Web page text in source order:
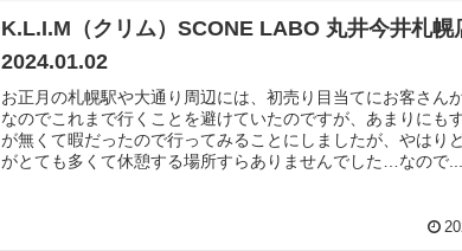
K.L.I.M（クリム）SCONE LABO 丸井今井札幌
2024.01.02
お正月の札幌駅や大通り周辺には、初売り目当てにお客さん
なのでこれまで行くことを避けていたのですが、あまりにも
が無くて暇だったので行ってみることにしましたが、やはり
がとても多くて休憩する場所すらありませんでした…なので...